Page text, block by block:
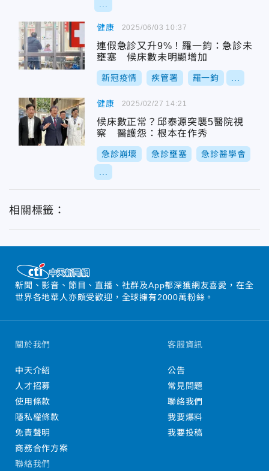
健康
連假急診又升9%！羅一鈞：急診未
壅塞 候床數未明顯增加
新冠疫情 疾管署 羅一鈞
2025/06/03 10:37
健康
候床數正常？邱泰源突襲5醫院視
察 醫護怨：根本在作秀
急診崩壞 急診壅塞 急診醫學會
2025/02/27 14:21
相關標籤：
新聞、影音、節目、直播、社群及App都深獲網友喜愛，在全
世界各地華人亦頗受歡迎，全球擁有2000萬粉絲。
關於我們
中天介紹
人才招募
使用條款
隱私權條款
免責聲明
商務合作方案
客服資訊
公告
常見問題
聯絡我們
我要爆料
我要投稿
聯絡我們